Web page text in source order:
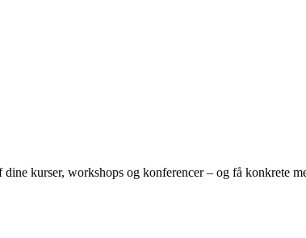
kurser, workshops og konferencer – og få konkrete